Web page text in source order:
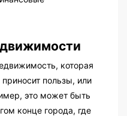
которая
пользы, или
это может быть
конце города, где